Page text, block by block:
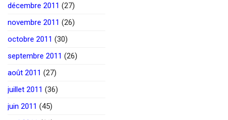
décembre 2011 (27)
novembre 2011 (26)
octobre 2011 (30)
septembre 2011 (26)
août 2011 (27)
juillet 2011 (36)
juin 2011 (45)